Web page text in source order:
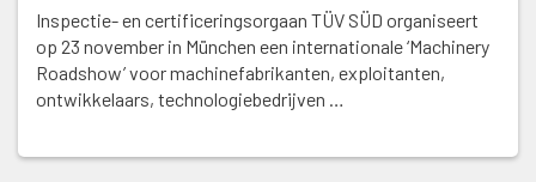
Inspectie- en certificeringsorgaan TÜV SÜD organiseert
op 23 november in München een internationale ‘Machinery
Roadshow’ voor machinefabrikanten, exploitanten,
ontwikkelaars, technologiebedrijven …